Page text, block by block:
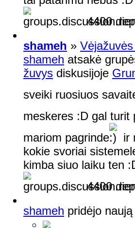
4400
shameh »
shameh atsakė
žuvys diskusijoje
sveiki ruosiuos
meskeres :D gal
mariom pagrinde
ir
kokie svoriai
kimba siuo laiku ten
4400
shameh pridėjo